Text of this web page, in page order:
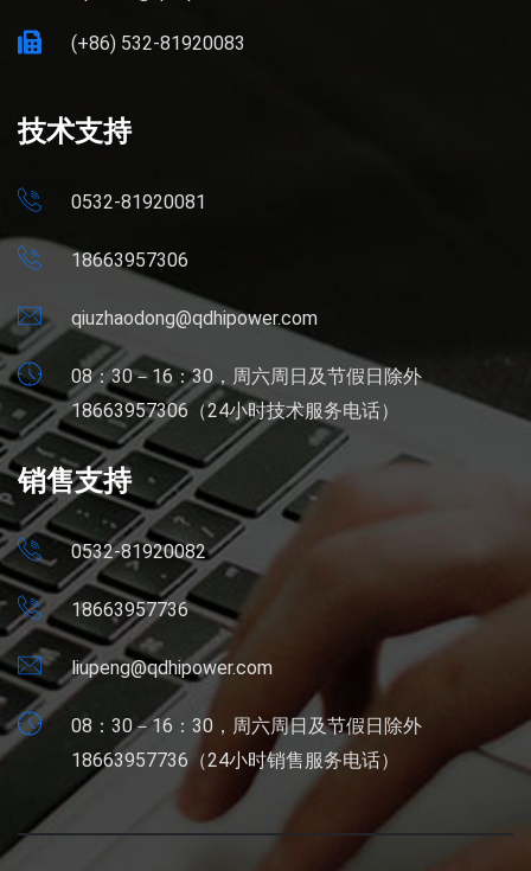
(+86) 532-81920083
技术支持
0532-81920081
18663957306
qiuzhaodong@qdhipower.com
08：30－16：30，周六周日及节假日除外
18663957306（24小时技术服务电话）
销售支持
0532-81920082
18663957736
liupeng@qdhipower.com
08：30－16：30，周六周日及节假日除外
18663957736（24小时销售服务电话）